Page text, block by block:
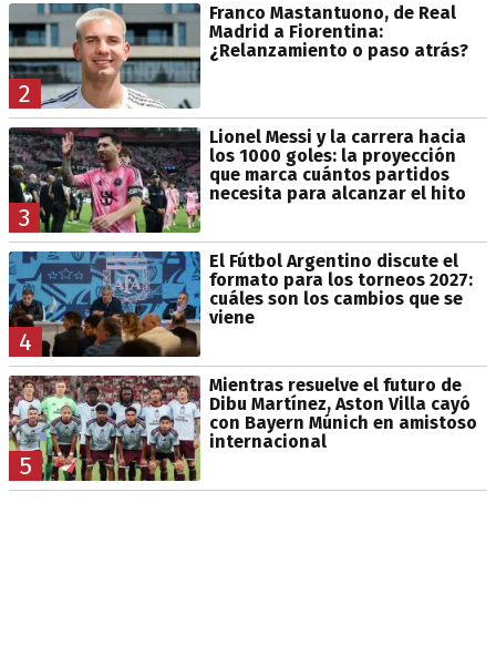
2
Franco Mastantuono, de Real
Madrid a Fiorentina:
¿Relanzamiento o paso atrás?
3
Lionel Messi y la carrera hacia
los 1000 goles: la proyección
que marca cuántos partidos
necesita para alcanzar el hito
4
El Fútbol Argentino discute el
formato para los torneos 2027:
cuáles son los cambios que se
viene
5
Mientras resuelve el futuro de
Dibu Martínez, Aston Villa cayó
con Bayern Múnich en amistoso
internacional